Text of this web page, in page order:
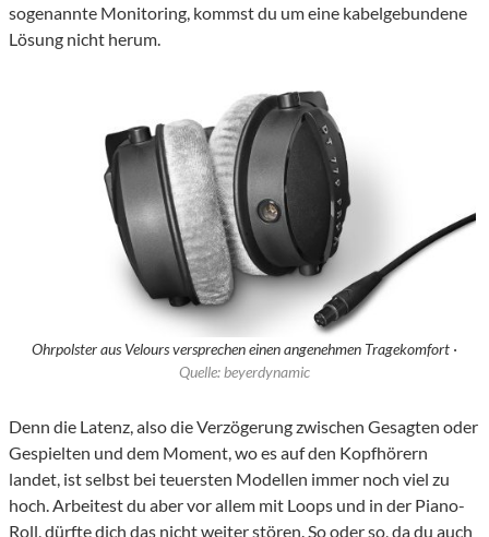
sogenannte Monitoring, kommst du um eine kabelgebundene
Lösung nicht herum.
Ohrpolster aus Velours versprechen einen angenehmen Tragekomfort ·
Quelle: beyerdynamic
Denn die Latenz, also die Verzögerung zwischen Gesagten oder
Gespielten und dem Moment, wo es auf den Kopfhörern
landet, ist selbst bei teuersten Modellen immer noch viel zu
hoch. Arbeitest du aber vor allem mit Loops und in der Piano-
Roll, dürfte dich das nicht weiter stören. So oder so, da du auch